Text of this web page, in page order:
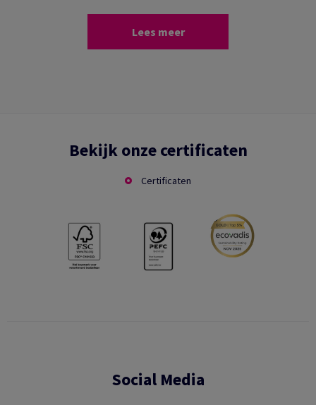
Lees meer
Bekijk onze certificaten
Certificaten
Social Media